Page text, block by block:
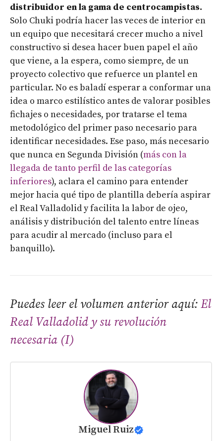
distribuidor en la gama de centrocampistas.
Solo Chuki podría hacer las veces de interior en
un equipo que necesitará crecer mucho a nivel
constructivo si desea hacer buen papel el año
que viene, a la espera, como siempre, de un
proyecto colectivo que refuerce un plantel en
particular. No es baladí esperar a conformar una
idea o marco estilístico antes de valorar posibles
fichajes o necesidades, por tratarse el tema
metodológico del primer paso necesario para
identificar necesidades. Ese paso, más necesario
que nunca en Segunda División (más con la
llegada de tanto perfil de las categorías
inferiores), aclara el camino para entender
mejor hacia qué tipo de plantilla debería aspirar
el Real Valladolid y facilita la labor de ojeo,
análisis y distribución del talento entre líneas
para acudir al mercado (incluso para el
banquillo).
Puedes leer el volumen anterior aquí: El
Real Valladolid y su revolución
necesaria (I)
Miguel Ruiz